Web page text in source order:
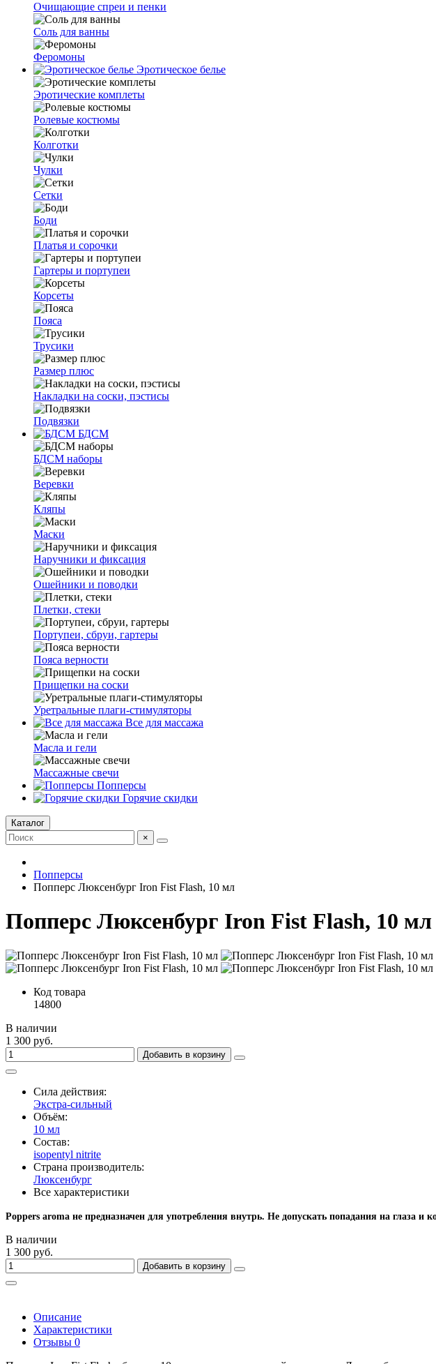
Очищающие спреи и пенки
Соль для ванны
Феромоны
Эротическое белье
Эротические комплеты
Ролевые костюмы
Колготки
Чулки
Сетки
Боди
Платья и сорочки
Гартеры и портупеи
Корсеты
Пояса
Трусики
Размер плюс
Накладки на соски, пэстисы
Подвязки
БДСМ
БДСМ наборы
Веревки
Кляпы
Маски
Наручники и фиксация
Ошейники и поводки
Плетки, стеки
Портупеи, сбруи, гартеры
Пояса верности
Прищепки на соски
Уретральные плаги-стимуляторы
Все для массажа
Масла и гели
Массажные свечи
Попперсы
Горячие скидки
Каталог
×
Попперсы
Попперс Люксенбург Iron Fist Flash, 10 мл
Попперс Люксенбург Iron Fist Flash, 10 мл
Код товара
14800
В наличии
1 300 руб.
Добавить в корзину
Сила действия:
Экстра-сильный
Объём:
10 мл
Состав:
isopentyl nitrite
Страна производитель:
Люксенбург
Все характеристики
Poppers aroma не предназначен для употребления внутрь. Не допускать попадания на глаза и
В наличии
1 300 руб.
Добавить в корзину
Описание
Характеристики
Отзывы 0